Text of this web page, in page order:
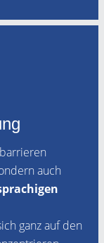
auch
ganz auf den